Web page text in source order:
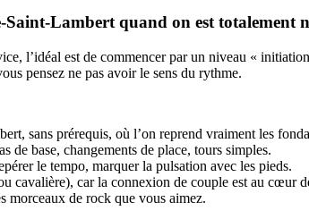
Lambert quand on est totalement
l’idéal est de commencer par un niveau «
pensez ne pas avoir le sens du rythme.
sans prérequis, où l’on reprend vraiment les
de base, changements de place, tours simples.
le tempo, marquer la pulsation avec les pieds.
cavalière), car la connexion de couple est au cœur
morceaux de rock que vous aimez.